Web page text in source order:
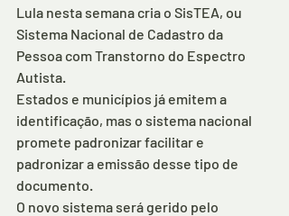
Lula nesta semana cria o SisTEA, ou
Sistema Nacional de Cadastro da
Pessoa com Transtorno do Espectro
Autista.
Estados e municípios já emitem a
identificação, mas o sistema nacional
promete padronizar facilitar e
padronizar a emissão desse tipo de
documento.
O novo sistema será gerido pelo